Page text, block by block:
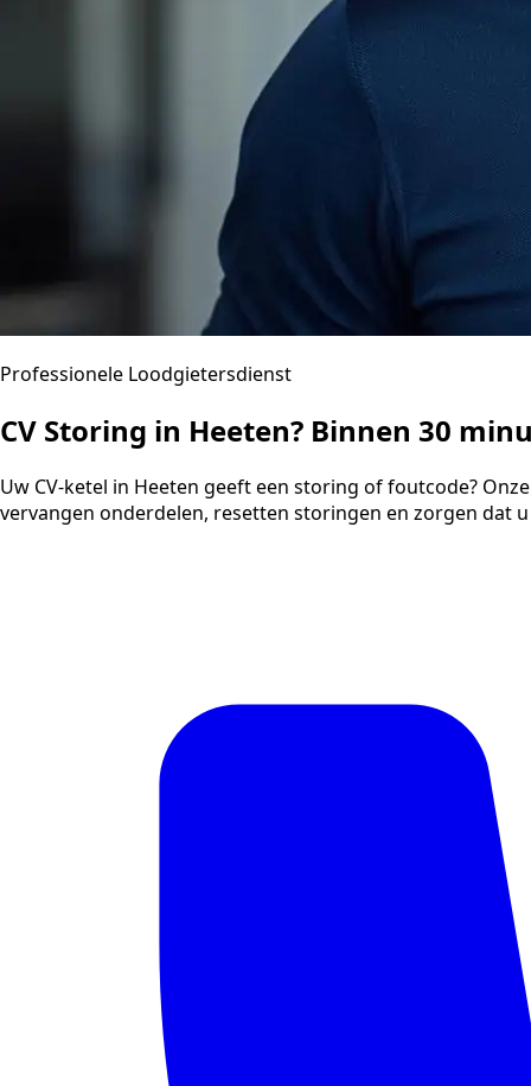
Professionele Loodgietersdienst
CV Storing in Heeten? Binnen 30
Uw CV-ketel in Heeten geeft een storing of foutcode?
vervangen onderdelen, resetten storingen en zorgen dat